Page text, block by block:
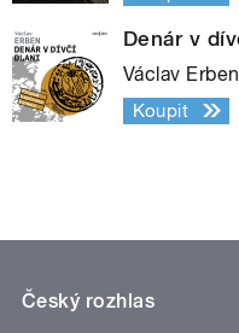
Denár v
Václav Erben
Koupit
Český rozhlas